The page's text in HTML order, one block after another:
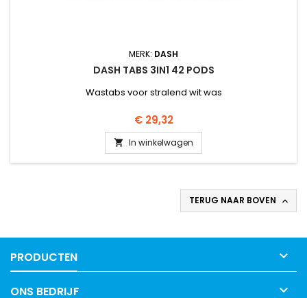
MERK: DASH
DASH TABS 3IN1 42 PODS
Wastabs voor stralend wit was
Prijs
€ 29,32
 In winkelwagen
TERUG NAAR BOVEN 
PRODUCTEN 
ONS BEDRIJF 